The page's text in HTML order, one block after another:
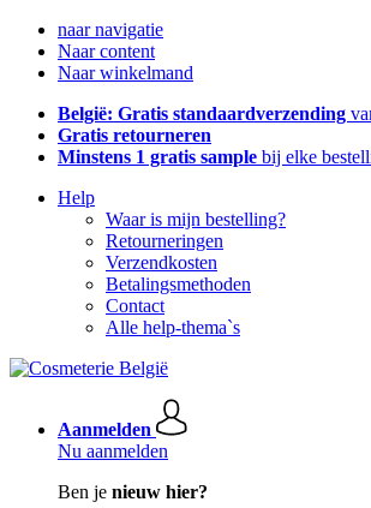
naar navigatie
Naar content
Naar winkelmand
België: Gratis standaardverzending
Gratis retourneren
Minstens 1 gratis sample bij elke
Help
Waar is mijn bestelling?
Retourneringen
Verzendkosten
Betalingsmethoden
Contact
Alle help-thema`s
Aanmelden
Nu aanmelden
Ben je nieuw hier?